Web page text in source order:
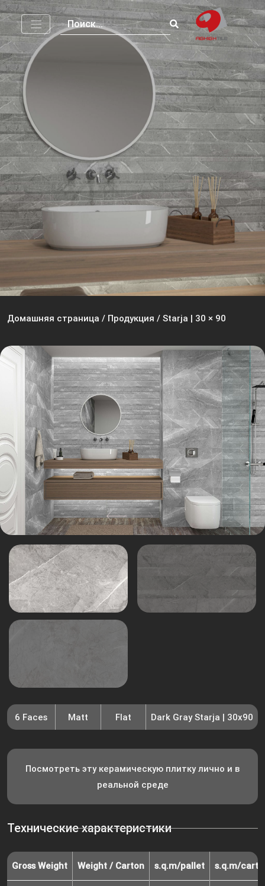
Домашняя страница / Продукция / Starja | 30 × 90
6 Faces Matt Flat Dark Gray Starja | 30x90
Посмотреть эту керамическую плитку лично и в
реальной среде
Технические характеристики
Gross Weight Weight / Carton s.q.m/pallet s.q.m/